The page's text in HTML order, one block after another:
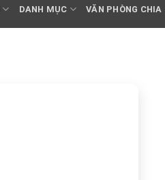
DANH MỤC VĂN PHÒNG CHIA